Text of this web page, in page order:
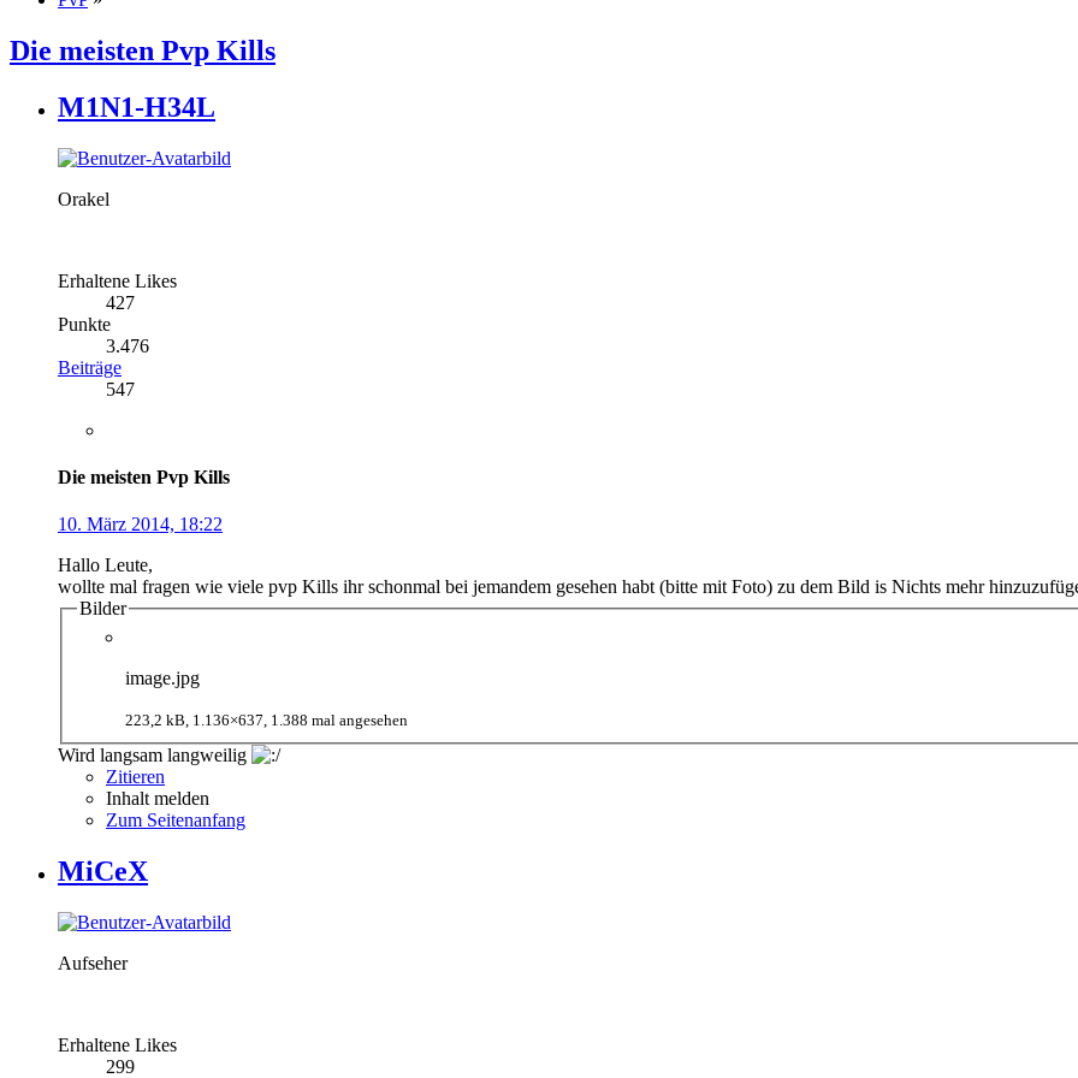
Die meisten Pvp Kills
M1N1-H34L
Orakel
Erhaltene Likes
427
Punkte
3.476
Beiträge
547
Die meisten Pvp Kills
10. März 2014, 18:22
Hallo Leute,
wollte mal fragen wie viele pvp Kills ihr schonmal bei jemandem gesehen habt (bitte mit Foto) zu dem Bild is Nichts mehr
Bilder
image.jpg
223,2 kB, 1.136×637, 1.388 mal angesehen
Wird langsam langweilig
Zitieren
Inhalt melden
Zum Seitenanfang
MiCeX
Aufseher
Erhaltene Likes
299